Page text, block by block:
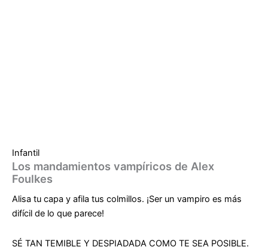
Infantil
Los mandamientos vampíricos de Alex
Foulkes
Alisa tu capa y afila tus colmillos. ¡Ser un vampiro es más
difícil de lo que parece!
SÉ TAN TEMIBLE Y DESPIADADA COMO TE SEA POSIBLE.